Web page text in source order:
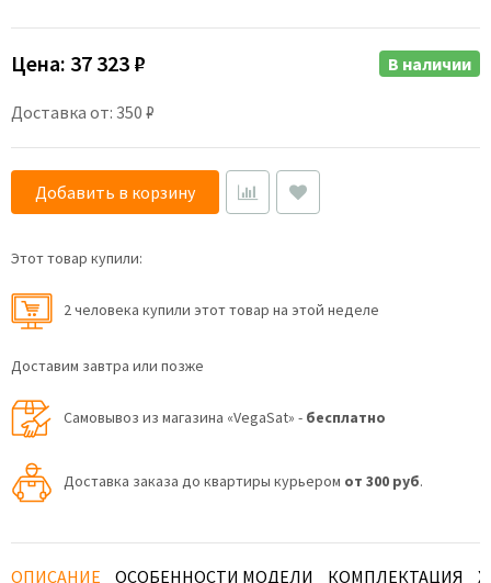
Цена: 37 323 ₽
Доставка от: 350 ₽
В наличии
Добавить в корзину
Этот товар купили:
2 человекa купили этот товар на этой неделе
Доставим завтра или позже
Самовывоз из магазина «VegaSat» - бесплатно
Доставка заказа до квартиры курьером от 300 руб.
ОПИСАНИЕ ОСОБЕННОСТИ МОДЕЛИ КОМПЛЕКТАЦИЯ